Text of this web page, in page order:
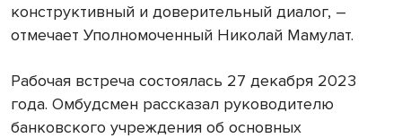
конструктивный и доверительный диалог, –
отмечает Уполномоченный Николай Мамулат.
Рабочая встреча состоялась 27 декабря 2023
года. Омбудсмен рассказал руководителю
банковского учреждения об основных